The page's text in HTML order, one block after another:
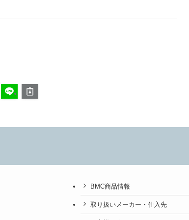
BMC商品情報
取り扱いメーカー・仕入先